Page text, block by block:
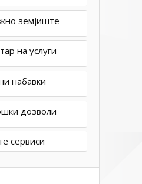
земјиште
на услуги
набавки
дозволи
сервиси